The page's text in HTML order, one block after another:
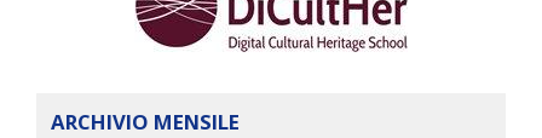
ARCHIVIO MENSILE